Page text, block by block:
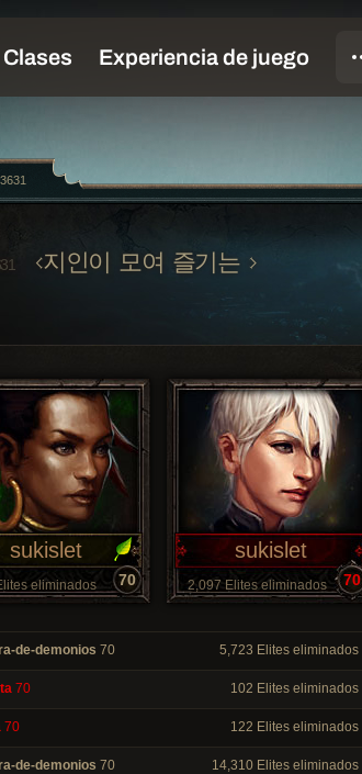
지인이 모여 즐기는
sukislet
eliminados 70
sukislet
2,097 Elites eliminados 70
de-demonios 70 5,723 Elites eliminados
70 102 Elites eliminados
70 122 Elites eliminados
de-demonios 70 14,310 Elites eliminados